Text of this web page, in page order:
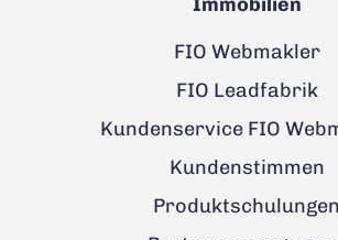
FIO Webmakler
FIO Leadfabrik
Kundenservice FIO
Kundenstimmen
Produktschulungen